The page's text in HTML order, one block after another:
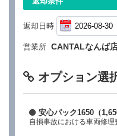
返却日時
営業所 CANTALなんば
オプション選
安心パック1650（
自損事故における車両修理